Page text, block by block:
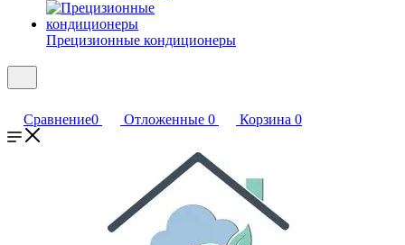
Прецизионные кондиционеры
Сравнение0 Отложенные 0 Корзина 0